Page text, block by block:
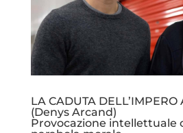
LA CADUTA DELL’IMPERO
(Denys Arcand)
Provocazione intellettuale